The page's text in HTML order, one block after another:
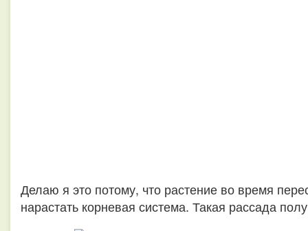
Делаю я это потому, что растение во время
нарастать корневая система. Такая рассада